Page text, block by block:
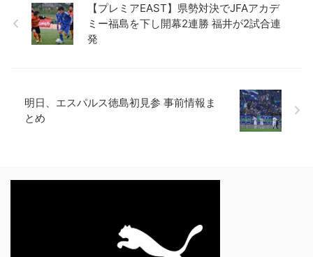
【プレミアEAST】県勢対決でJFAアカデ
ミー福島を下し開幕2連勝 福井が2試合連
発
明日、エスパルス徳島初見参 事前情報ま
とめ